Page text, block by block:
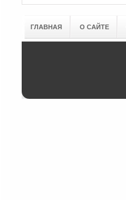
ГЛАВНАЯ О САЙТЕ